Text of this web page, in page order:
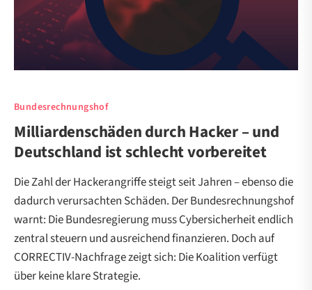
Bundesrechnungshof
Milliardenschäden durch Hacker – und
Deutschland ist schlecht vorbereitet
Die Zahl der Hackerangriffe steigt seit Jahren – ebenso die
dadurch verursachten Schäden. Der Bundesrechnungshof
warnt: Die Bundesregierung muss Cybersicherheit endlich
zentral steuern und ausreichend finanzieren. Doch auf
CORRECTIV-Nachfrage zeigt sich: Die Koalition verfügt
über keine klare Strategie.